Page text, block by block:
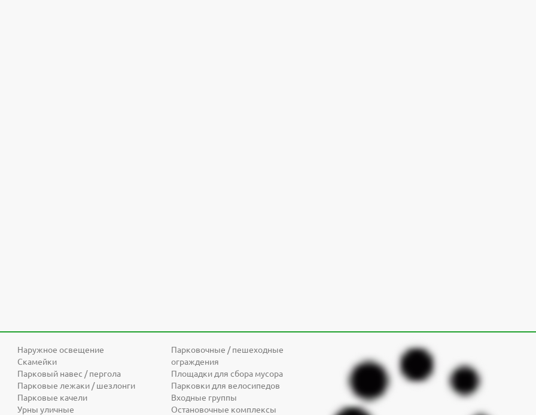
Наружное освещение
Скамейки
Парковый навес / пергола
Парковые лежаки / шезлонги
Парковые качели
Урны уличные
Парковочные / пешеходные
ограждения
Площадки для сбора мусора
Парковки для велосипедов
Входные группы
Остановочные комплексы